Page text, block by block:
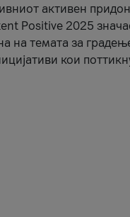
активен
Positive 2025
на темата за
кои